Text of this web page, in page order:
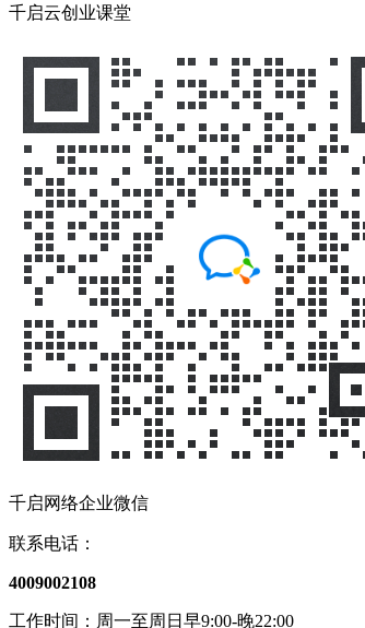
千启云创业课堂
千启网络企业微信
联系电话：
4009002108
工作时间：周一至周日早9:00-晚22:00